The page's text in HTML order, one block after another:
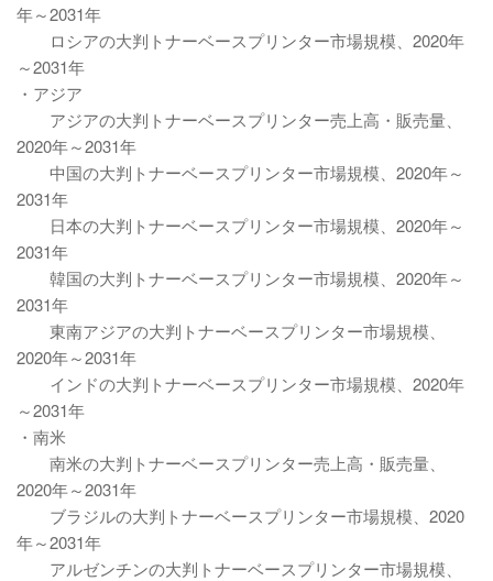
年～2031年
ロシアの大判トナーベースプリンター市場規模、2020年
～2031年
・アジア
アジアの大判トナーベースプリンター売上高・販売量、
2020年～2031年
中国の大判トナーベースプリンター市場規模、2020年～
2031年
日本の大判トナーベースプリンター市場規模、2020年～
2031年
韓国の大判トナーベースプリンター市場規模、2020年～
2031年
東南アジアの大判トナーベースプリンター市場規模、
2020年～2031年
インドの大判トナーベースプリンター市場規模、2020年
～2031年
・南米
南米の大判トナーベースプリンター売上高・販売量、
2020年～2031年
ブラジルの大判トナーベースプリンター市場規模、2020
年～2031年
アルゼンチンの大判トナーベースプリンター市場規模、